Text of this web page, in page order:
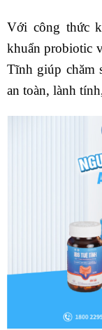
Với công thức
khuẩn probiotic
Tĩnh giúp chăm
an toàn, lành